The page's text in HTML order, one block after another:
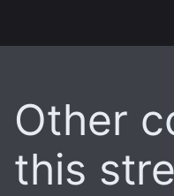
Other
this